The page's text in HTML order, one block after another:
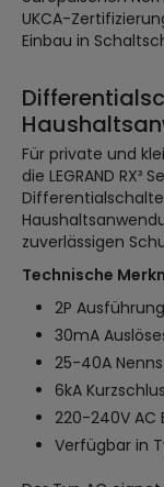
UKCA-
Einbau in
Für private und
die LEGRAND
zuverlässigen
Technische
2P
30mA
25-40A
6kA
220-240V AC
Verfügbar in